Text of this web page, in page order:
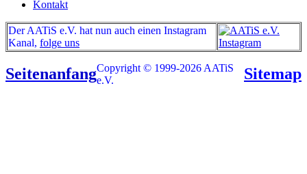
Kontakt
Der AATiS e.V. hat nun auch einen Instagram
Kanal, folge uns
SeitenanfangCopyright © 1999-2026 AATiS
e.V.
Sitemap